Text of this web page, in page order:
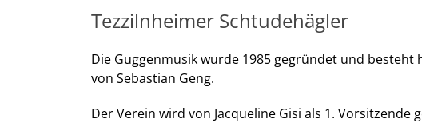
Tezzilnheimer Schtudehägler
Die Guggenmusik wurde 1985 gegründet und
von Sebastian Geng.
Der Verein wird von Jacqueline Gisi als 1. Vorsitzende